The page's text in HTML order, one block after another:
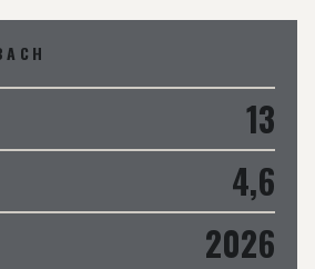
13
4,6
2026